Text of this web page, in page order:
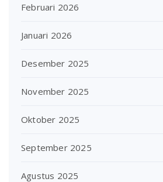
Februari 2026
Januari 2026
Desember 2025
November 2025
Oktober 2025
September 2025
Agustus 2025